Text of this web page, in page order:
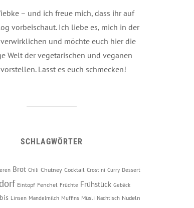
– und ich freue mich, dass ihr auf
vorbeischaut. Ich liebe es, mich in der
und möchte euch hier die
Welt der vegetarischen und veganen
Lasst es euch schmecken!
SCHLAGWÖRTER
Brot Chili Chutney Cocktail Crostini Curry Dessert
Eintopf Fenchel Früchte Frühstück Gebäck
Linsen Mandelmilch Muffins Müsli Nachtisch Nudeln